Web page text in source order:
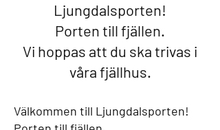
Ljungdalsporten!
Porten till fjällen.
Vi hoppas att du ska trivas i
våra fjällhus.
Välkommen till Ljungdalsporten!